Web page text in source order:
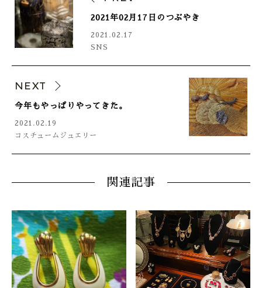
2021年02月17日のつぶやき
2021.02.17
SNS
NEXT
今年もやっぱりやってきた。
2021.02.19
コスチュームジュエリー
関連記事